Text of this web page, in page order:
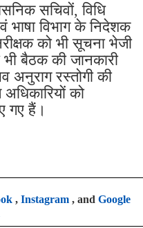
सचिवों, विधि
भाषा विभाग के निदेशक
को भी सूचना भेजी
बैठक की जानकारी
अनुराग रस्तोगी की
को
गए हैं।
, Instagram, and Google